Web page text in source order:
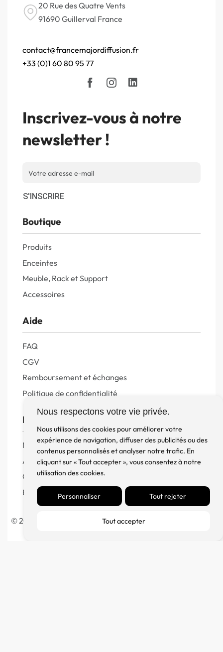
Nous respectons votre vie privée.
Nous utilisons des cookies pour améliorer votre
expérience de navigation, diffuser des publicités ou des
contenus personnalisés et analyser notre trafic. En
cliquant sur « Tout accepter », vous consentez à notre
utilisation des cookies.
Personnaliser Tout rejeter
Tout accepter
20 Rue des Quatre Vents
91690 Guillerval France
contact@francemajordiffusion.fr
+33 (0)1 60 80 95 77
Inscrivez-vous à notre
newsletter !
S'INSCRIRE
Boutique
Produits
Enceintes
Meuble, Rack et Support
Accessoires
Aide
FAQ
CGV
Remboursement et échanges
Politique de confidentialité
FM Diffusion
Mentions Légales
À propos
Contact
Blog
© 2023 France Major Diffusion – Fait avec ♥ par l’